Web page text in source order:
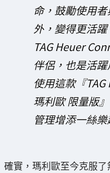
命，鼓勵使用
外，變得更活躍
TAG Heuer
伴侶，也是活
使用這款『
瑪利歐 限量版
管理增添一絲
確實，瑪利歐至今克服